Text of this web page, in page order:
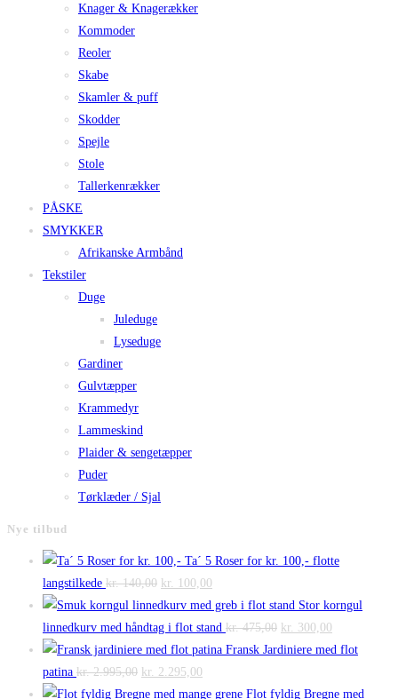
Knager & Knagerækker
Kommoder
Reoler
Skabe
Skamler & puff
Skodder
Spejle
Stole
Tallerkenrækker
PÅSKE
SMYKKER
Afrikanske Armbånd
Tekstiler
Duge
Juleduge
Lyseduge
Gardiner
Gulvtæpper
Krammedyr
Lammeskind
Plaider & sengetæpper
Puder
Tørklæder / Sjal
Nye tilbud
Ta´ 5 Roser for kr. 100,- flotte
langstilkede kr.140,00 Den
oprindelige
pris
var:
kr. 140,00.
kr. 100,00
aktuelle
pris
er:
Stor korngul
linnedkurv med håndtag i flot stand kr.475,00 Den
oprindelige
var:
kr. 300,00
aktuelle
er:
Fransk Jardiniere med flot
patina kr.2.995,00 Den
oprindelige
kr. 2.295,00
aktuelle Flot fyldig Bregne med